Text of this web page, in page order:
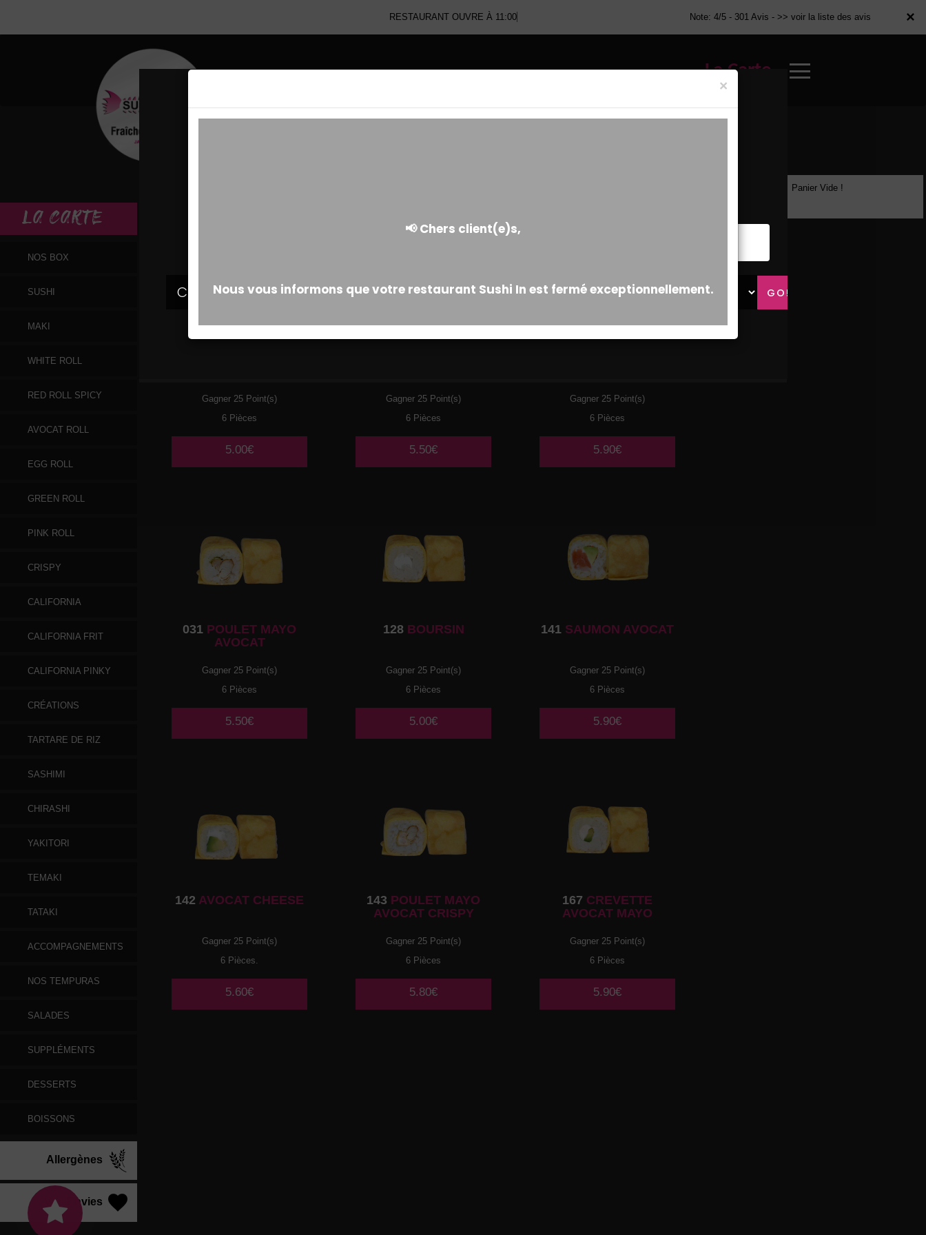
×
RESTAURANT OUVRE À 11:00 Note: 4/5 - 301 Avis - >> voir la liste des avis
La Carte
×
LA CARTE
NOS BOX
SUSHI
MAKI
WHITE ROLL
RED ROLL SPICY
AVOCAT ROLL
EGG ROLL
GREEN ROLL
PINK ROLL
CRISPY
CALIFORNIA
CALIFORNIA FRIT
CALIFORNIA PINKY
CRÉATIONS
TARTARE DE RIZ
SASHIMI
CHIRASHI
YAKITORI
TEMAKI
TATAKI
ACCOMPAGNEMENTS
NOS TEMPURAS
SALADES
SUPPLÉMENTS
DESSERTS
BOISSONS
Allergènes
Vos Envies
Gagner 25 Point(s)
6 Pièces
5.00€
Gagner 25 Point(s)
6 Pièces
5.50€
Gagner 25 Point(s)
6 Pièces
5.90€
031 POULET MAYO
AVOCAT
Gagner 25 Point(s)
6 Pièces
5.50€
128BOURSIN
Gagner 25 Point(s)
6 Pièces
5.00€
141 SAUMON AVOCAT
Gagner 25 Point(s)
6 Pièces
5.90€
142 AVOCAT CHEESE
Gagner 25 Point(s)
6 Pièces.
5.60€
143 POULET MAYO
AVOCAT CRISPY
Gagner 25 Point(s)
6 Pièces
5.80€
167 CREVETTE
AVOCAT MAYO
Gagner 25 Point(s)
6 Pièces
5.90€
Panier Vide !
×